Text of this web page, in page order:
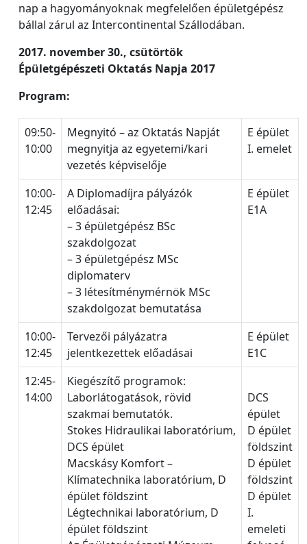
nap a hagyományoknak megfelelően épületgépész
bállal zárul az Intercontinental Szállodában.
2017. november 30., csütörtök
Épületgépészeti Oktatás Napja 2017
Program:
09:50-
10:00
Megnyitó – az Oktatás Napját
megnyitja az egyetemi/kari
vezetés képviselője
E épület
I. emelet
10:00-
12:45
A Diplomadíjra pályázók
előadásai:
– 3 épületgépész BSc
szakdolgozat
– 3 épületgépész MSc
diplomaterv
– 3 létesítménymérnök MSc
szakdolgozat bemutatása
E épület
E1A
10:00-
12:45
Tervezői pályázatra
jelentkezettek előadásai
E épület
E1C
12:45-
14:00
Kiegészítő programok:
Laborlátogatások, rövid
szakmai bemutatók.
Stokes Hidraulikai laboratórium,
DCS épület
Macskásy Komfort –
Klímatechnika laboratórium, D
épület földszint
Légtechnikai laboratórium, D
épület földszint
DCS
épület
D épület
földszint
D épület
földszint
D épület
I.
emeleti